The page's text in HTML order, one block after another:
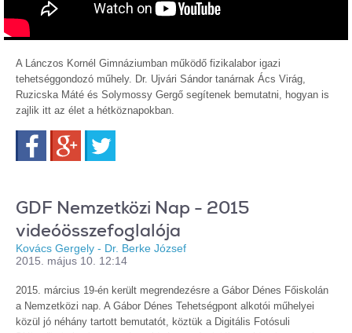
A Lánczos Kornél Gimnáziumban működő fizikalabor igazi
tehetséggondozó műhely. Dr. Ujvári Sándor tanárnak Ács Virág,
Ruzicska Máté és Solymossy Gergő segítenek bemutatni, hogyan is
zajlik itt az élet a hétköznapokban.
FacebookGoogle+
GDF Nemzetközi Nap - 2015
videóösszefoglalója
Kovács Gergely - Dr. Berke József
2015. május 10. 12:14
2015. március 19-én került megrendezésre a Gábor Dénes Főiskolán
a Nemzetközi nap. A Gábor Dénes Tehetségpont alkotói műhelyei
közül jó néhány tartott bemutatót, köztük a Digitális Fotósuli